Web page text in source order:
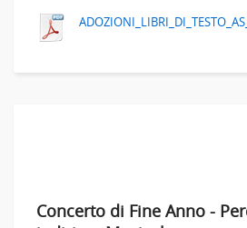
Concerto di Fine Anno -